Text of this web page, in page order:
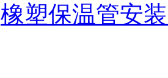
橡塑保温管安